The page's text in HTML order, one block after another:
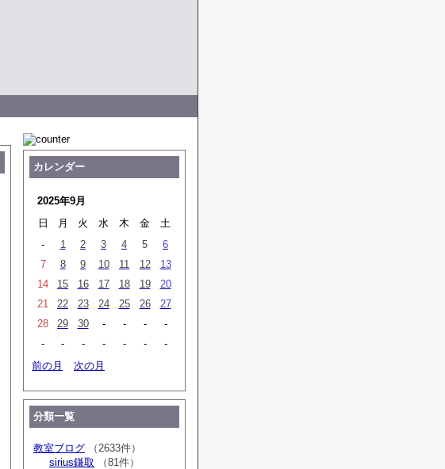
カレンダー
2025年9月
日
月 火 水 木 金
土
-
1 2 3 4 5
6
7
8 9 10 11 12
13
14
15 16 17 18 19
20
21
22 23 24 25 26
27
28
29 30 - - -
-
-
- - - - -
-
前の月
次の月
分類一覧
教室ブログ （2633件）
sirius鎌取 （81件）